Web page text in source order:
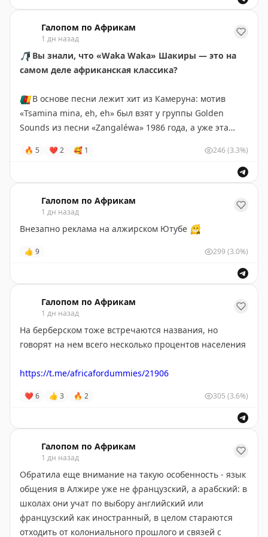
Чёрного континента, но не знал, с чего начать
Галопом по Африкам
1 дн назад
🎵 Вы знали, что «Waka Waka» Шакиры — это на
самом деле африканская классика?
🇨🇲В основе песни лежит хит из Камеруна: мотив
«Tsamina mina, eh, eh» был взят у группы Golden
Sounds из песни «Zangaléwa» 1986 года, а уже эта
камерунских солдат.
Весь мир узнал о песне на Чемпионате Мира 2010
года в ЮАР, и благодаря группе «Freshlyground» в
футбольный гимн был добавлен тот самый настоящий
африканский колорит, который навсегда стал
Пушкин в Африке»(вМаксе
мы тоже есть) —
для всех, кто хотел познакомиться со сложным миром
Чёрного континента, но не знал, с чего начать.
🔥 5 ❤ 2 🥰 1 246 (3.3%)
Галопом по Африкам
1 дн назад
Внезапно реклама на алжирском Ютубе 😁
👍 9 299 (3.0%)
Галопом по Африкам
1 дн назад
На берберском тоже встречаются названия, но
говорят на нем всего несколько процентов населения
https://t.me/africafordummies/21906
❤ 6 👍 3 🔥 2 305 (3.6%)
Галопом по Африкам
1 дн назад
Обратила еще внимание на такую особенность - язык
общения в Алжире уже не французский, а арабский: в
школах они учат по выбору английский или
французский как иностранный, в целом стараются
отходить от колониального прошлого и связей с